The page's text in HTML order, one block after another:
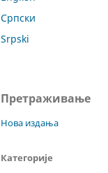
Српски
Srpski
Претраживање
Нова издања
Категорије